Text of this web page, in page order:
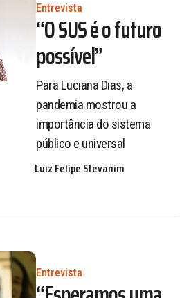
Entrevista
“O SUS é o futuro
possível”
Para Luciana Dias, a
pandemia mostrou a
importância do sistema
público e universal
Luiz Felipe Stevanim
Entrevista